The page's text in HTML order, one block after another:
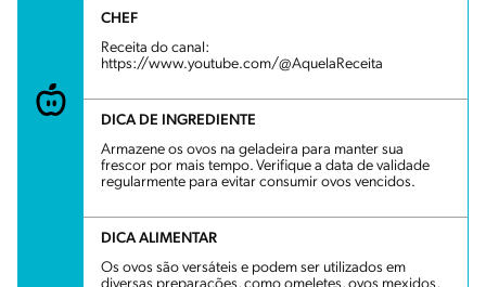
CHEF
Receita do canal:
https://www.youtube.com/@AquelaReceita
DICA DE INGREDIENTE
Armazene os ovos na geladeira para manter sua
frescor por mais tempo. Verifique a data de validade
regularmente para evitar consumir ovos vencidos.
DICA ALIMENTAR
Os ovos são versáteis e podem ser utilizados em